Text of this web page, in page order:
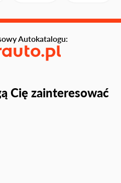
Cię zainteresować
Autokatalogu: